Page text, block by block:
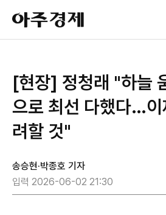
아
주
경
[현장] 정청래 "하늘
으로 최선 다했다…이
려할 것"
송승현·박종호 기자
입력 2026-06-02 21:30